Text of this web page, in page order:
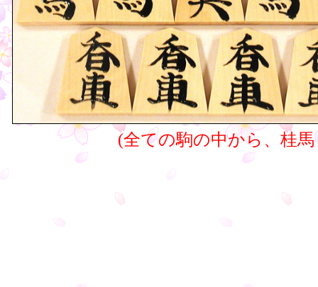
(全ての駒の中から、桂